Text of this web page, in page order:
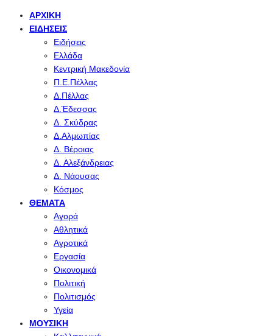
ΑΡΧΙΚΉ
ΕΙΔΉΣΕΙΣ
Ειδήσεις
Ελλάδα
Κεντρική Μακεδονία
Π.Ε.Πέλλας
Δ.Πέλλας
Δ.Έδεσσας
Δ. Σκύδρας
Δ.Αλμωπίας
Δ. Βέροιας
Δ. Αλεξάνδρειας
Δ. Νάουσας
Κόσμος
ΘΈΜΑΤΑ
Αγορά
Αθλητικά
Αγροτικά
Εργασία
Οικονομικά
Πολιτική
Πολιτισμός
Υγεία
ΜΟΥΣΙΚΉ